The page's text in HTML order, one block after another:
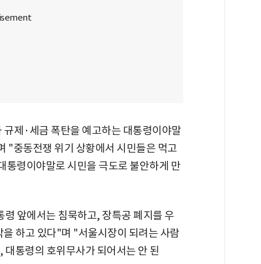
제·세금 폭탄을 예고하는 대통령이야말
"중동전쟁 위기 상황에서 시민들은 먹고
통령이야말로 시민을 극도로 불안하게 만
앞에서는 침묵하고, 장특공 폐지를 우
하고 있다"며 "서울시장이 되려는 사람
통령의 호위무사가 되어서는 안 된